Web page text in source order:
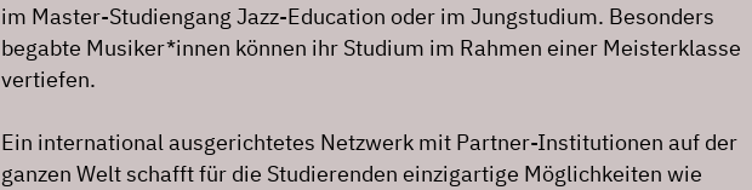
im Master-Studiengang Jazz-Education oder im Jungstudium. Besonders
begabte Musiker*innen können ihr Studium im Rahmen einer Meisterklasse
vertiefen.
Ein international ausgerichtetes Netzwerk mit Partner-Institutionen auf der
ganzen Welt schafft für die Studierenden einzigartige Möglichkeiten wie